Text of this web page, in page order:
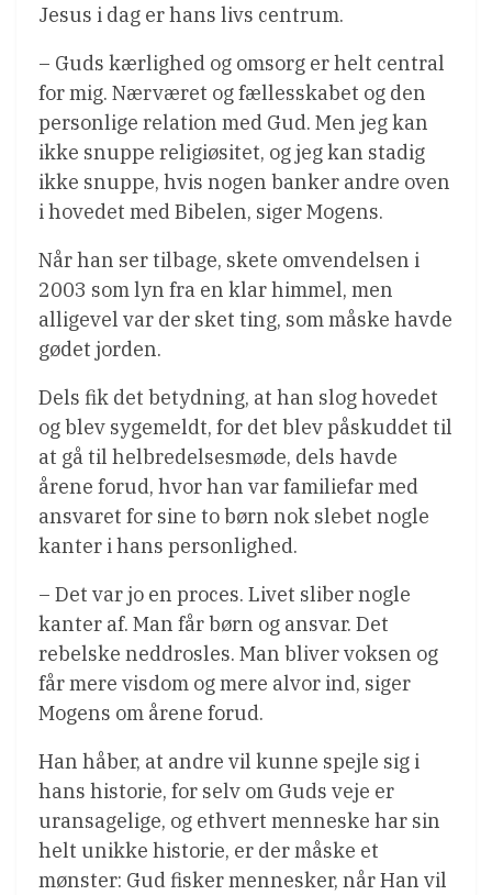
Jesus i dag er hans livs centrum.
– Guds kærlighed og omsorg er helt central
for mig. Nærværet og fællesskabet og den
personlige relation med Gud. Men jeg kan
ikke snuppe religiøsitet, og jeg kan stadig
ikke snuppe, hvis nogen banker andre oven
i hovedet med Bibelen, siger Mogens.
Når han ser tilbage, skete omvendelsen i
2003 som lyn fra en klar himmel, men
alligevel var der sket ting, som måske havde
gødet jorden.
Dels fik det betydning, at han slog hovedet
og blev sygemeldt, for det blev påskuddet til
at gå til helbredelsesmøde, dels havde
årene forud, hvor han var familiefar med
ansvaret for sine to børn nok slebet nogle
kanter i hans personlighed.
– Det var jo en proces. Livet sliber nogle
kanter af. Man får børn og ansvar. Det
rebelske neddrosles. Man bliver voksen og
får mere visdom og mere alvor ind, siger
Mogens om årene forud.
Han håber, at andre vil kunne spejle sig i
hans historie, for selv om Guds veje er
uransagelige, og ethvert menneske har sin
helt unikke historie, er der måske et
mønster: Gud fisker mennesker, når Han vil